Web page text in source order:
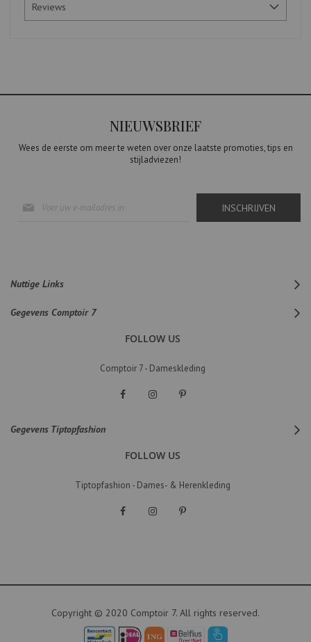
Reviews
NIEUWSBRIEF
Wees de eerste om meer te weten over onze laatste promoties, tips en
stijladviezen!
u
INSCHRIJVEN
Nuttige Links
Gegevens Comptoir 7
FOLLOW US
Comptoir 7 - Dameskleding
Gegevens Tiptopfashion
FOLLOW US
Tiptopfashion - Dames- & Herenkleding
Copyright © 2020 Comptoir 7. All rights reserved.